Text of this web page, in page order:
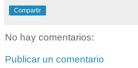
Compartir
No hay comentarios:
Publicar un comentario